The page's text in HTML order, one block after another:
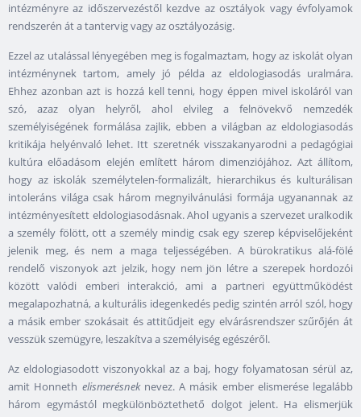
intézményre az időszervezéstől kezdve az osztályok vagy évfolyamok
rendszerén át a tantervig vagy az osztályozásig.
Ezzel az utalással lényegében meg is fogalmaztam, hogy az iskolát olyan
intézménynek tartom, amely jó példa az eldologiasodás uralmára.
Ehhez azonban azt is hozzá kell tenni, hogy éppen mivel iskoláról van
szó, azaz olyan helyről, ahol elvileg a felnövekvő nemzedék
személyiségének formálása zajlik, ebben a világban az eldologiasodás
kritikája helyénvaló lehet. Itt szeretnék visszakanyarodni a pedagógiai
kultúra előadásom elején említett három dimenziójához. Azt állítom,
hogy az iskolák személytelen-formalizált, hierarchikus és kulturálisan
intoleráns világa csak három megnyilvánulási formája ugyanannak az
intézményesített eldologiasodásnak. Ahol ugyanis a szervezet uralkodik
a személy fölött, ott a személy mindig csak egy szerep képviselőjeként
jelenik meg, és nem a maga teljességében. A bürokratikus alá-fölé
rendelő viszonyok azt jelzik, hogy nem jön létre a szerepek hordozói
között valódi emberi interakció, ami a partneri együttműködést
megalapozhatná, a kulturális idegenkedés pedig szintén arról szól, hogy
a másik ember szokásait és attitűdjeit egy elvárásrendszer szűrőjén át
vesszük szemügyre, leszakítva a személyiség egészéről.
Az eldologiasodott viszonyokkal az a baj, hogy folyamatosan sérül az,
amit Honneth elismerésneknevez. A másik ember elismerése legalább
három egymástól megkülönböztethető dolgot jelent. Ha elismerjük